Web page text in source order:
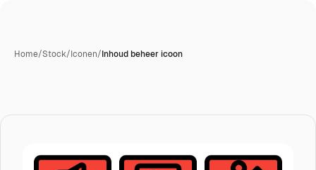
Home/Stock/Iconen/Inhoud beheer icoon